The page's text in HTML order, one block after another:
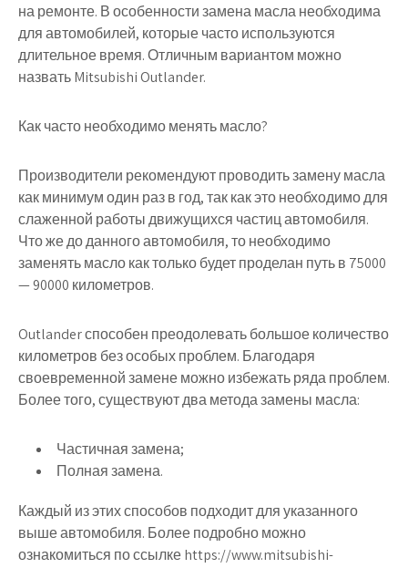
на ремонте. В особенности замена масла необходима
для автомобилей, которые часто используются
длительное время. Отличным вариантом можно
назвать Mitsubishi Outlander.
Как часто необходимо менять масло?
Производители рекомендуют проводить замену масла
как минимум один раз в год, так как это необходимо для
слаженной работы движущихся частиц автомобиля.
Что же до данного автомобиля, то необходимо
заменять масло как только будет проделан путь в 75000
— 90000 километров.
Outlander способен преодолевать большое количество
километров без особых проблем. Благодаря
своевременной замене можно избежать ряда проблем.
Более того, существуют два метода замены масла:
Частичная замена;
Полная замена.
Каждый из этих способов подходит для указанного
выше автомобиля. Более подробно можно
ознакомиться по ссылке https://www.mitsubishi-